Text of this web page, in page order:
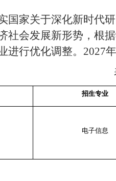
国家关于深化新时代
社会发展新形势，根
进行优化调整。 2027
招生专业
电子信息